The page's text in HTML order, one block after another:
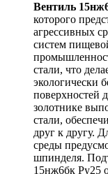
Вентиль
которого
агрессивных
систем
стали, что
экологически
поверхностей
золотнике
стали,
друг к другу.
среды
шпинделя.
15нж6бк Ру25